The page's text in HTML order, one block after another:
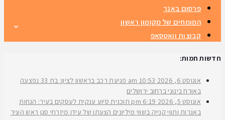
פרסום באנר
המומחים של מקומון ראשון
קבוצות וואטסאפ
חדשות חמות:
אוגוסט 6, 2026 10:53 am
פגיעת רכב בראשון לציון: בת 33 נפצעה
באורח בינוני ברחוב ירושלים
אוגוסט 5, 2026
6:19 pm
תוכנית סיוע ענקית לעסקים בעיר: הנחות
באגרות ותווי קנייה בשווי מיליונים הצעתו של עידן מיזרחי סגן ראש העיר